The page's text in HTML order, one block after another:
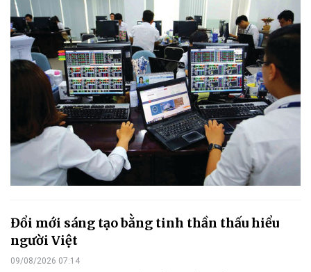
Đổi mới sáng tạo bằng tinh thần thấu hiểu
người Việt
09/08/2026 07:14